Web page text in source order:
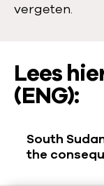
vergeten.
:
Lees
(ENG):
South
the